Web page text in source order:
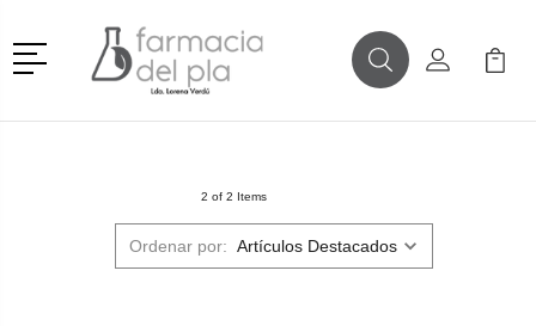
Menú
BuscarMi Cuenta
Mi
2 of 2 Items
Ordenar por: